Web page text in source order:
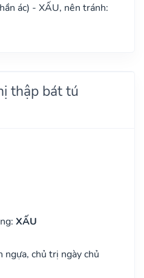
ác) - XẤU, nên tránh:
thập bát tú
XẤU
ngựa, chủ trị ngày chủ